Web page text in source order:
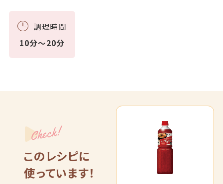
調理時間
10分～20分
Check!
このレシピに
使っています！